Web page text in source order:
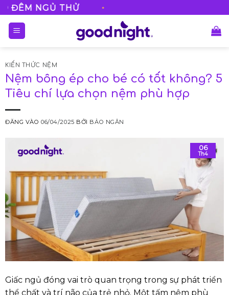
BỏTHỬ •
KIẾN THỨC NỆM
Nệm bông ép cho bé có tốt không? 5
Tiêu chí lựa chọn nệm phù hợp
ĐĂNG VÀO06/04/2025 BỞI BẢO NGÂN
06
Th4
Giấc ngủ đóng vai trò quan trọng trong sự phát triển
thể chất và trí não của trẻ nhỏ. Một tấm nệm phù